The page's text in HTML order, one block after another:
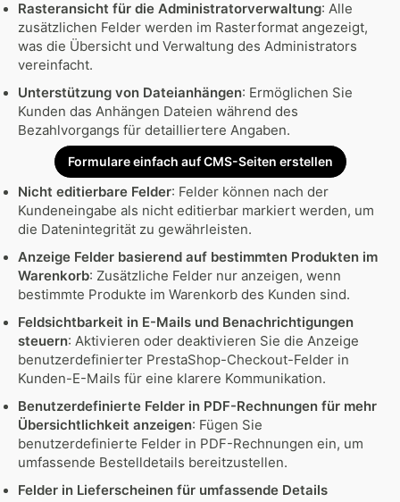
Rasteransicht für die Administratorverwaltung: Alle
zusätzlichen Felder werden im Rasterformat angezeigt,
was die Übersicht und Verwaltung des Administrators
vereinfacht.
Unterstützung von Dateianhängen: Ermöglichen Sie
Kunden das Anhängen Dateien während des
Bezahlvorgangs für detailliertere Angaben.
Formulare einfach auf CMS-Seiten erstellen
Nicht editierbare Felder: Felder können nach der
Kundeneingabe als nicht editierbar markiert werden, um
die Datenintegrität zu gewährleisten.
Anzeige Felder basierend auf bestimmten Produkten im
Warenkorb: Zusätzliche Felder nur anzeigen, wenn
bestimmte Produkte im Warenkorb des Kunden sind.
Feldsichtbarkeit in E-Mails und Benachrichtigungen
steuern: Aktivieren oder deaktivieren Sie die Anzeige
benutzerdefinierter PrestaShop-Checkout-Felder in
Kunden-E-Mails für eine klarere Kommunikation.
Benutzerdefinierte Felder in PDF-Rechnungen für mehr
Übersichtlichkeit anzeigen: Fügen Sie
benutzerdefinierte Felder in PDF-Rechnungen ein, um
umfassende Bestelldetails bereitzustellen.
Felder in Lieferscheinen für umfassende Details